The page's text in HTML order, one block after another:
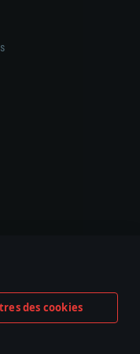
des cookies